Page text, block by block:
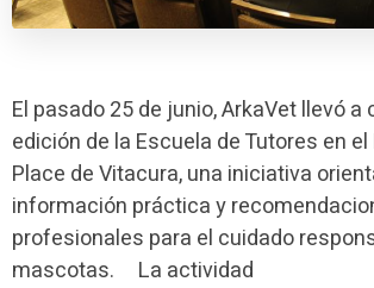
El pasado 25 de junio, ArkaVet llevó a
edición de la Escuela de Tutores en
Place de Vitacura, una iniciativa
información práctica y
profesionales para el cuidado
mascotas. La actividad